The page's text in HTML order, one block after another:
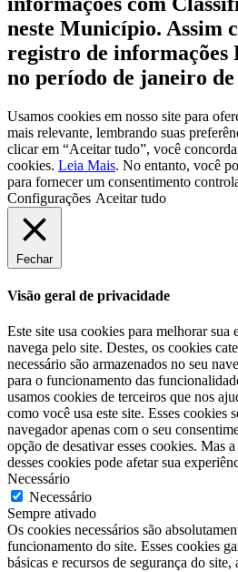
neste Município. Assim
registro de informações
no período de janeiro de
Usamos cookies em nosso site para
mais relevante, lembrando suas
clicar em “Aceitar tudo”, você
cookies. Leia Mais. No entanto, você
para fornecer um consentimento
Configurações Aceitar tudo
Fechar
Visão geral de privacidade
Este site usa cookies para melhorar sua
navega pelo site. Destes, os cookies
necessário são armazenados no seu
para o funcionamento das
usamos cookies de terceiros que nos
como você usa este site. Esses cookies
navegador apenas com o seu
opção de desativar esses cookies. Mas
desses cookies pode afetar sua
Necessário
Necessário
Sempre ativado
Os cookies necessários são
funcionamento do site. Esses cookies
básicas e recursos de segurança do site,